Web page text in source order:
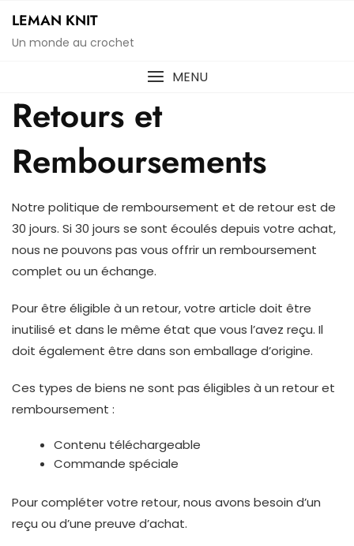
content
LEMAN KNIT
Un monde au crochet
MENU
Retours et
Remboursements
Notre politique de remboursement et de retour est de
30 jours. Si 30 jours se sont écoulés depuis votre achat,
nous ne pouvons pas vous offrir un remboursement
complet ou un échange.
Pour être éligible à un retour, votre article doit être
inutilisé et dans le même état que vous l’avez reçu. Il
doit également être dans son emballage d’origine.
Ces types de biens ne sont pas éligibles à un retour et
remboursement :
Contenu téléchargeable
Commande spéciale
Pour compléter votre retour, nous avons besoin d’un
reçu ou d’une preuve d’achat.